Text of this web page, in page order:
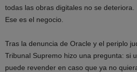
todas las obras digitales no se deteriora.
Ese es el negocio.
Tras la denuncia de Oracle y el periplo
Tribunal Supremo hizo una pregunta: si
puede revender en caso que ya no